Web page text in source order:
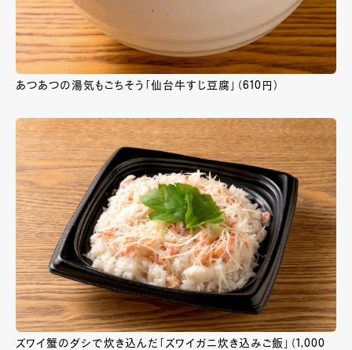
あつあつの湯気もごちそう「仙台牛すじ豆腐」（610円）
ズワイ蟹のダシで炊き込んだ「ズワイガニ炊き込みご飯」（1,000